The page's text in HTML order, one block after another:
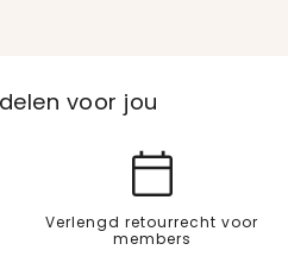
voor jou
Verlengd retourrecht voor
members